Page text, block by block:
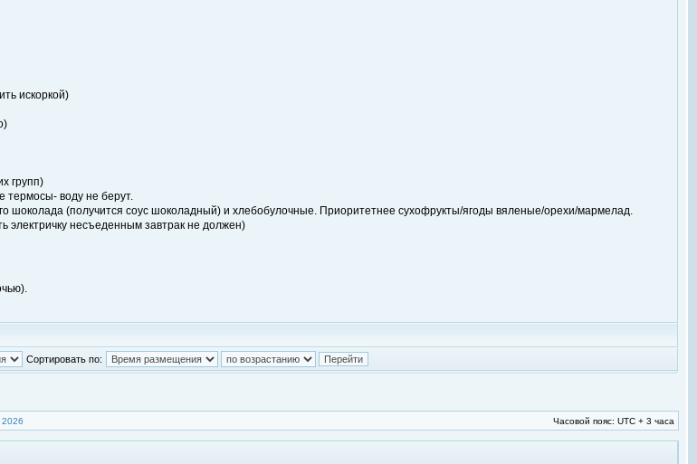
искоркой)
групп)
термосы- воду не берут.
шоколада (получится соус шоколадный) и хлебобулочные. Приоритетнее сухофрукты/ягоды вяленые/орехи/мармелад.
электричку несъеденным завтрак не должен)
Сортировать по:
2026 Часовой пояс: UTC + 3 часа